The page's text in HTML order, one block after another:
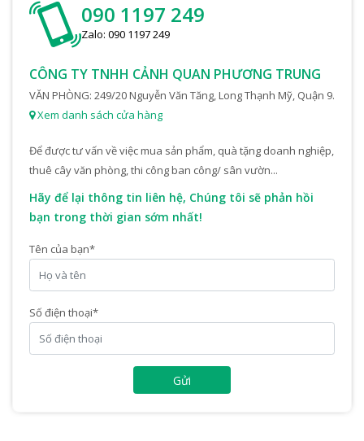
090 1197 249
Zalo: 090 1197 249
CÔNG TY TNHH CẢNH QUAN PHƯƠNG TRUNG
VĂN PHÒNG: 249/20 Nguyễn Văn Tăng, Long Thạnh Mỹ, Quận 9.
Xem danh sách cửa hàng
Để được tư vấn về việc mua sản phẩm, quà tặng doanh nghiệp,
thuê cây văn phòng, thi công ban công/ sân vườn...
Hãy để lại thông tin liên hệ, Chúng tôi sẽ phản hồi
bạn trong thời gian sớm nhất!
Tên của bạn*
Số điện thoại*
Gửi